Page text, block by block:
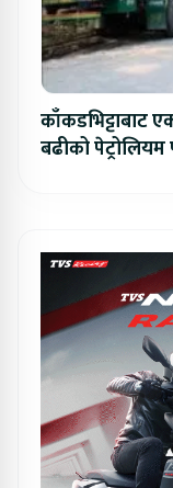
काँकडभिट्टाबाट
बढीको